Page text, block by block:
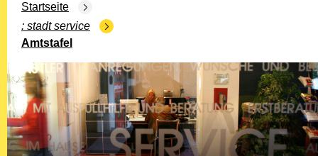
Startseite
stadt service
Amtstafel